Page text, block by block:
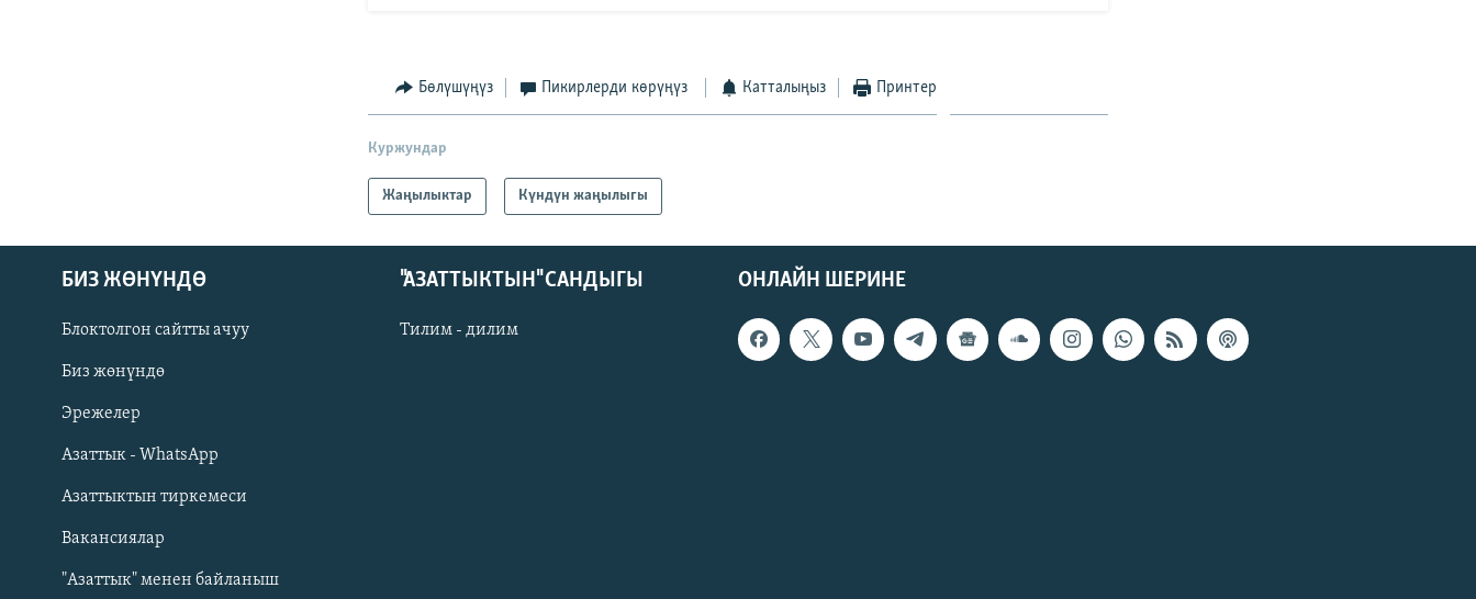
Русский
ОНЛАЙН ШЕРИНЕ
Бөлүшүңүз Пикирлерди көрүңүз Катталыңыз Принтер
Куржундар
Жаңылыктар Күндүн жаңылыгы
ОНЛАЙН ШЕРИНЕ
БИЗ ЖӨНҮНДӨ
Блоктолгон сайтты ачуу
Биз жөнүндө
Эрежелер
Азаттык - WhatsApp
Азаттыктын тиркемеси
Вакансиялар
"Азаттык" менен байланыш
"АЗАТТЫКТЫН" САНДЫГЫ
Тилим - дилим